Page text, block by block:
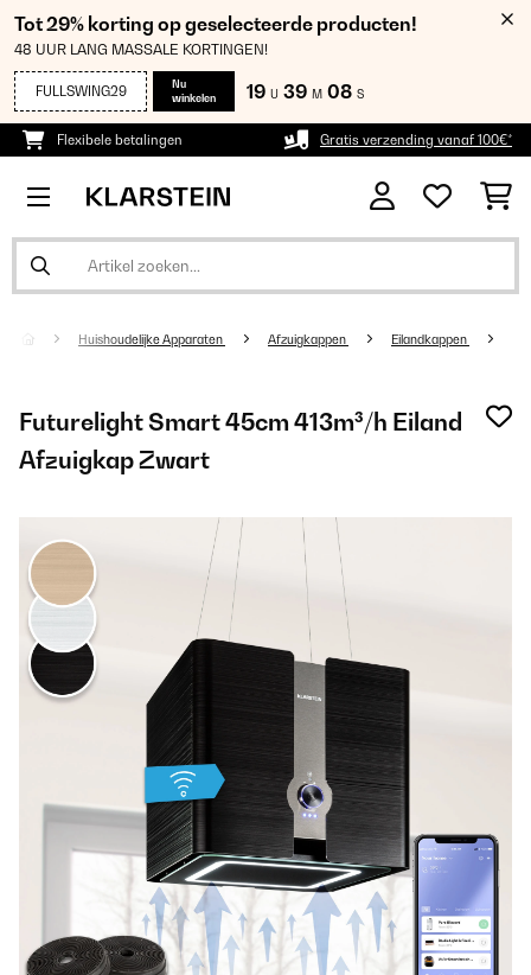
Tot 29% korting op geselecteerde producten!
48 UUR LANG MASSALE KORTINGEN!
FULLSWING29
Nu
winkelen
19 U 39 M 07 S
Flexibele betalingen Gratis verzending vanaf 100€*
Huishoudelijke Apparaten Afzuigkappen Eilandkappen
Futurelight Smart 45cm 413m³/h Eiland
Afzuigkap Zwart